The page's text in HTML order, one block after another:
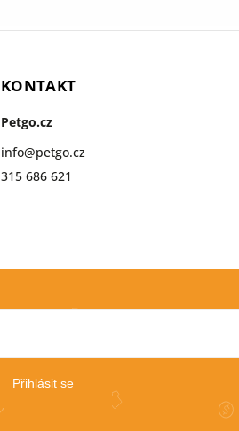
Přihlásit se
KONTAKT
Petgo.cz
info@petgo.cz
315 686 621